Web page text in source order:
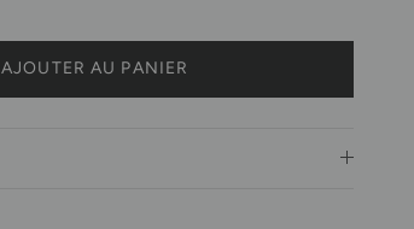
AJOUTER AU PANIER